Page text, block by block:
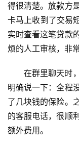
得很清楚。放款方
卡马上收到了交易
实时查看这笔贷款
烦的人工审核，非常
在群里聊天时
明确说一下：全程
了几块钱的保险。
的客服电话，很顺
额外费用。